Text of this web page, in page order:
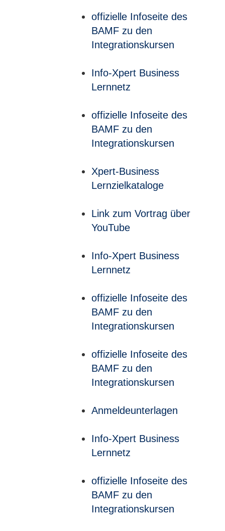
offizielle Infoseite des
BAMF zu den
Integrationskursen
Info-Xpert Business
Lernnetz
offizielle Infoseite des
BAMF zu den
Integrationskursen
Xpert-Business
Lernzielkataloge
Link zum Vortrag über
YouTube
Info-Xpert Business
Lernnetz
offizielle Infoseite des
BAMF zu den
Integrationskursen
offizielle Infoseite des
BAMF zu den
Integrationskursen
Anmeldeunterlagen
Info-Xpert Business
Lernnetz
offizielle Infoseite des
BAMF zu den
Integrationskursen